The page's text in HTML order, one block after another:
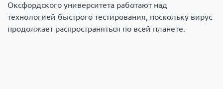
Оксфордского университета работают над
технологией быстрого тестирования, поскольку вирус
продолжает распространяться по всей планете.